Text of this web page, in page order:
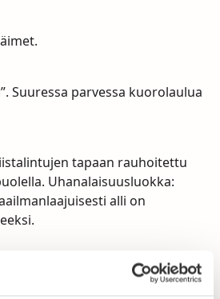
Suuressa parvessa kuorolaulua
tapaan rauhoitettu
Uhanalaisuusluokka:
alli on
vaatii metsästäjältä tarkkuutta,
ja höyhenpuvun yksityiskohdat